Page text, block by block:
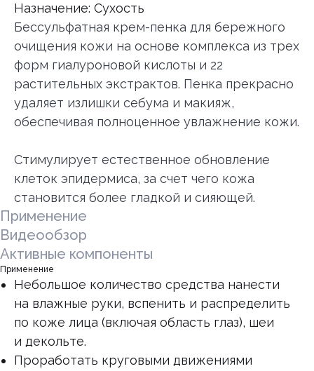
Бессульфатная крем-пенка для бережного
очищения кожи на основе комплекса из трех
форм гиалуроновой кислоты и 22
растительных экстрактов. Пенка прекрасно
удаляет излишки себума и макияж,
обеспечивая полноценное увлажнение кожи.
Стимулирует естественное обновление
клеток эпидермиса, за счет чего кожа
становится более гладкой и сияющей.
Назначение: Сухость
Применение
Видеообзор
Активные компоненты
Применение
Небольшое количество средства нанести
на влажные руки, вспенить и распределить
по коже лица (включая область глаз), шеи
и декольте.
Проработать круговыми движениями